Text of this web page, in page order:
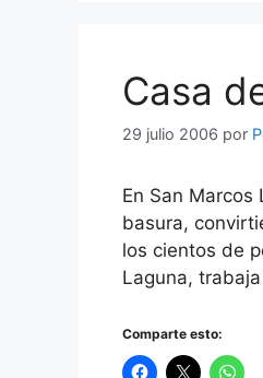
Casa
29 julio 2006 por
En San
basura,
los cientos de
Laguna,
Comparte esto: